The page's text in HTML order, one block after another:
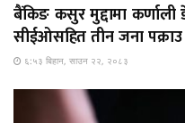
बैंकिङ कसुर मुद्दामा
सीईओसहित तीन जना पक्राउ
६:५३ बिहान, साउन २२, २०८३